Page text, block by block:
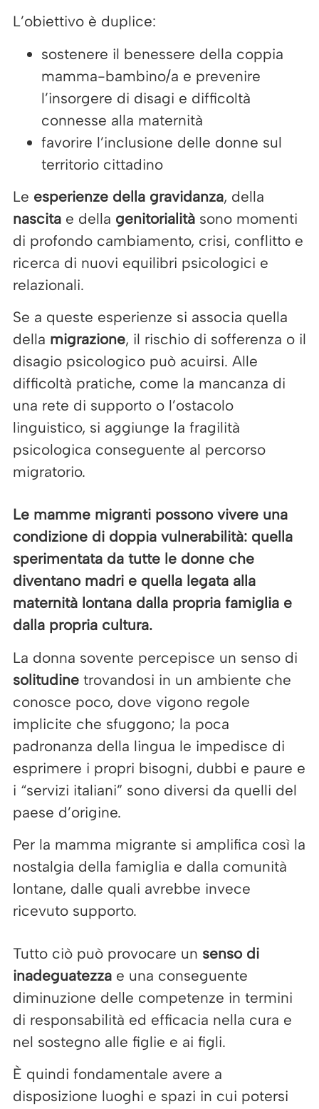
L’obiettivo è duplice:
sostenere il benessere della coppia
mamma-bambino/a e prevenire
l’insorgere di disagi e difficoltà
connesse alla maternità
favorire l’inclusione delle donne sul
territorio cittadino
Le esperienze della gravidanza, della
nascitae della genitorialitàsono momenti
di profondo cambiamento, crisi, conflitto e
ricerca di nuovi equilibri psicologici e
relazionali.
Se a queste esperienze si associa quella
della migrazione, il rischio di sofferenza o il
disagio psicologico può acuirsi. Alle
difficoltà pratiche, come la mancanza di
una rete di supporto o l’ostacolo
linguistico, si aggiunge la fragilità
psicologica conseguente al percorso
migratorio.
Le mamme migranti possono vivere una
condizione di doppia vulnerabilità: quella
sperimentata da tutte le donne che
diventano madri e quella legata alla
maternità lontana dalla propria famiglia e
dalla propria cultura.
La donna sovente percepisce un senso di
solitudinetrovandosi in un ambiente che
conosce poco, dove vigono regole
implicite che sfuggono; la poca
padronanza della lingua le impedisce di
esprimere i propri bisogni, dubbi e paure e
i “servizi italiani” sono diversi da quelli del
paese d’origine.
Per la mamma migrante si amplifica così la
nostalgia della famiglia e dalla comunità
lontane, dalle quali avrebbe invece
ricevuto supporto.
Tutto ciò può provocare un senso di
inadeguatezzae una conseguente
diminuzione delle competenze in termini
di responsabilità ed efficacia nella cura e
nel sostegno alle figlie e ai figli.
È quindi fondamentale avere a
disposizione luoghi e spazi in cui potersi